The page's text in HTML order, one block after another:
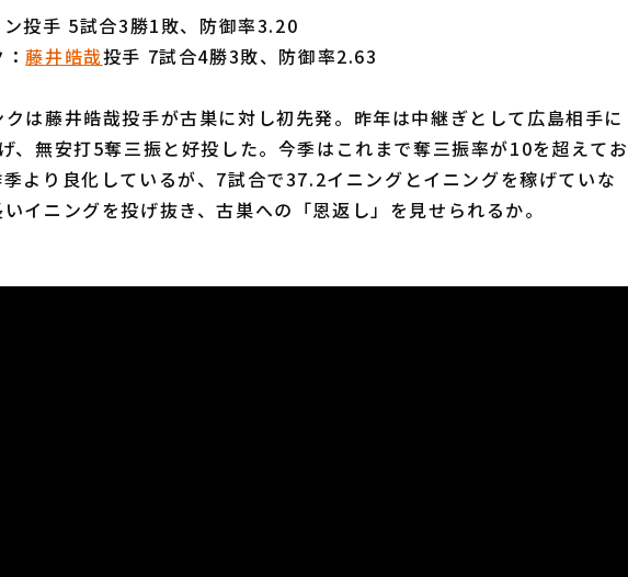
投手 5試合3勝1敗、防御率3.20
：藤井皓哉投手 7試合4勝3敗、防御率2.63
は藤井皓哉投手が古巣に対し初先発。昨年は中継ぎとして広島相手に
、無安打5奪三振と好投した。今季はこれまで奪三振率が10を超えてお
より良化しているが、7試合で37.2イニングとイニングを稼げていな
イニングを投げ抜き、古巣への「恩返し」を見せられるか。